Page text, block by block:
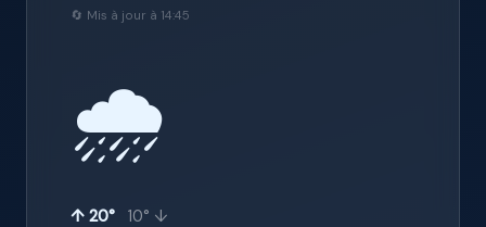
🔄 Mis à jour à 14:45
🌧️
↑ 20° 10° ↓